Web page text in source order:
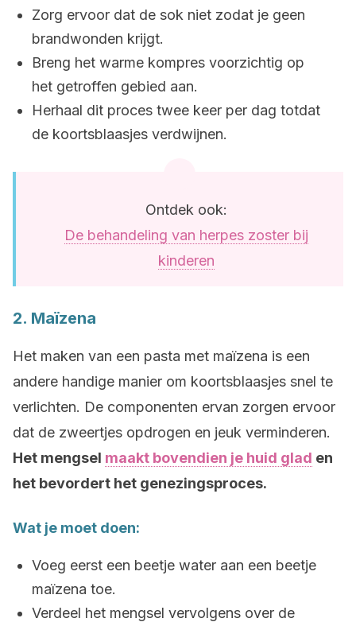
Zorg ervoor dat de sok niet zodat je geen
brandwonden krijgt.
Breng het warme kompres voorzichtig op
het getroffen gebied aan.
Herhaal dit proces twee keer per dag totdat
de koortsblaasjes verdwijnen.
Ontdek ook:
De behandeling van herpes zoster bij
kinderen
2. Maïzena
Het maken van een pasta met maïzena is een
andere handige manier om koortsblaasjes snel te
verlichten. De componenten ervan zorgen ervoor
dat de zweertjes opdrogen en jeuk verminderen.
Het mengsel maakt bovendien je huid glad en
het bevordert het genezingsproces.
Wat je moet doen:
Voeg eerst een beetje water aan een beetje
maïzena toe.
Verdeel het mengsel vervolgens over de